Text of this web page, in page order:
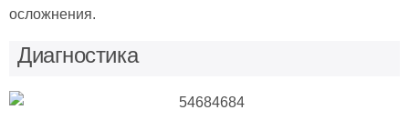
осложнения.
Диагностика